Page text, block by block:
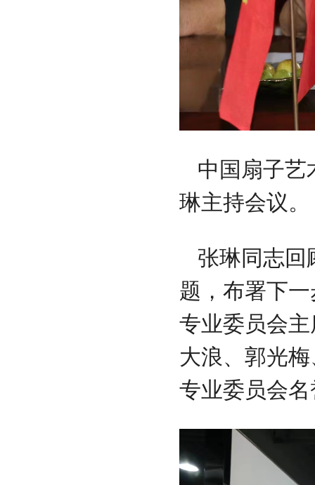
中国扇子艺
琳主持会议。
张琳同志回
题，布署下
专业委员会
大浪、郭光
专业委员会